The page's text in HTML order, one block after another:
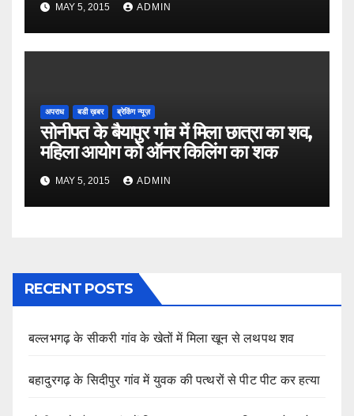
MAY 5, 2015 ADMIN
अपराध बडी ख़बर ब्रेकिंग न्यूज़
सोनीपत के बैयापुर गांव में मिला छात्रा का शव,
महिला आयोग को ऑनर किलिंग का शक
MAY 5, 2015 ADMIN
RECENT POSTS
बल्लभगढ़ के सीकरी गांव के खेतों में मिला खून से लथपथ शव
बहादुरगढ़ के सिदीपुर गांव में युवक की पत्थरों से पीट पीट कर हत्या